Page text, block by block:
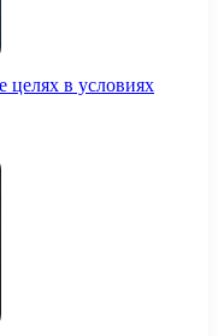
целях в условиях